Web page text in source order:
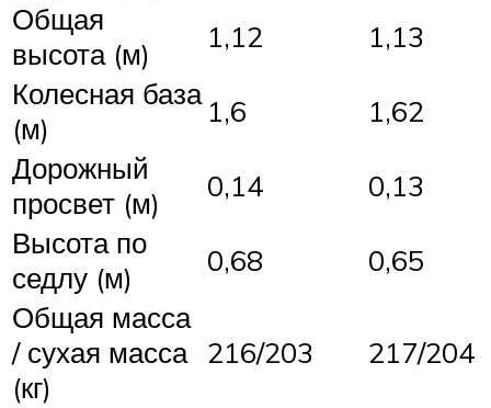
Общая
высота (м)
1,12
1,13
Колесная база
(м)
1,6
1,62
Дорожный
просвет (м)
0,14
0,13
Высота по
седлу (м)
0,68
0,65
Общая масса
/ сухая масса
(кг)
216/203 217/204